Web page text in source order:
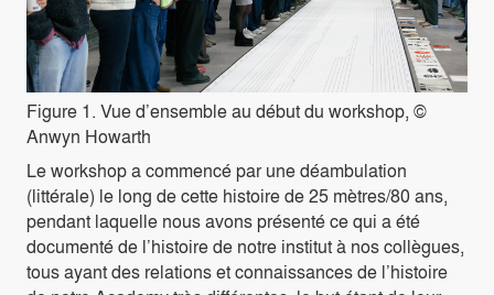
Figure 1. Vue d’ensemble au début du workshop, ©
Anwyn Howarth
Le workshop a commencé par une déambulation
(littérale) le long de cette histoire de 25 mètres/80 ans,
pendant laquelle nous avons présenté ce qui a été
documenté de l’histoire de notre institut à nos collègues,
tous ayant des relations et connaissances de l’histoire